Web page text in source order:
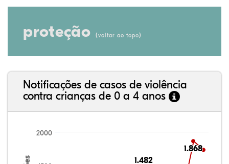
proteção (voltar ao topo)
Notificações de casos de violência
contra crianças de 0 a 4 anos
1.482
1.482
1.868
1.868
2000